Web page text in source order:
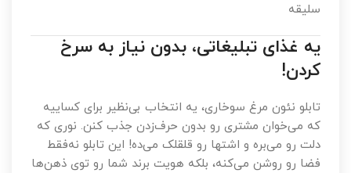
سلیقه
یه غذای تبلیغاتی، بدون نیاز به سرخ
کردن!
تابلو نئون مرغ سوخاری، یه انتخاب بی‌نظیر برای کساییه
که می‌خوان مشتری رو بدون حرف‌زدن جذب کنن. نوری که
دلت رو می‌بره و اشتها رو قلقلک می‌ده! این تابلو نه‌فقط
فضا رو روشن می‌کنه، بلکه هویت برند شما رو توی ذهن‌ها